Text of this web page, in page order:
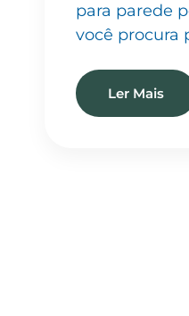
você procura
Ler Mais